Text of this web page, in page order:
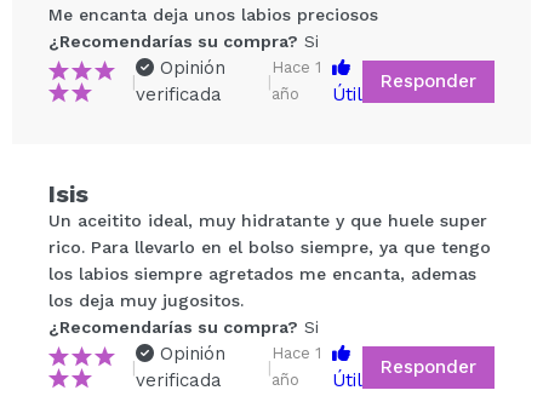
Compartir un vídeo o una foto
Tu vídeo podría ser el primero. Imagínatelo...
¿Recomendarías su compra?
5/5
Me encanta deja unos labios preciosos
¿Recomendarías su compra? Si
|
Opinión
verificada
|
Hace 1
año
Útil
Responder
Isis
Un aceitito ideal, muy hidratante y que huele super
rico. Para llevarlo en el bolso siempre, ya que tengo
los labios siempre agretados me encanta, ademas
los deja muy jugositos.
¿Recomendarías su compra? Si
|
Opinión
verificada
|
Hace 1
año
Útil
Responder